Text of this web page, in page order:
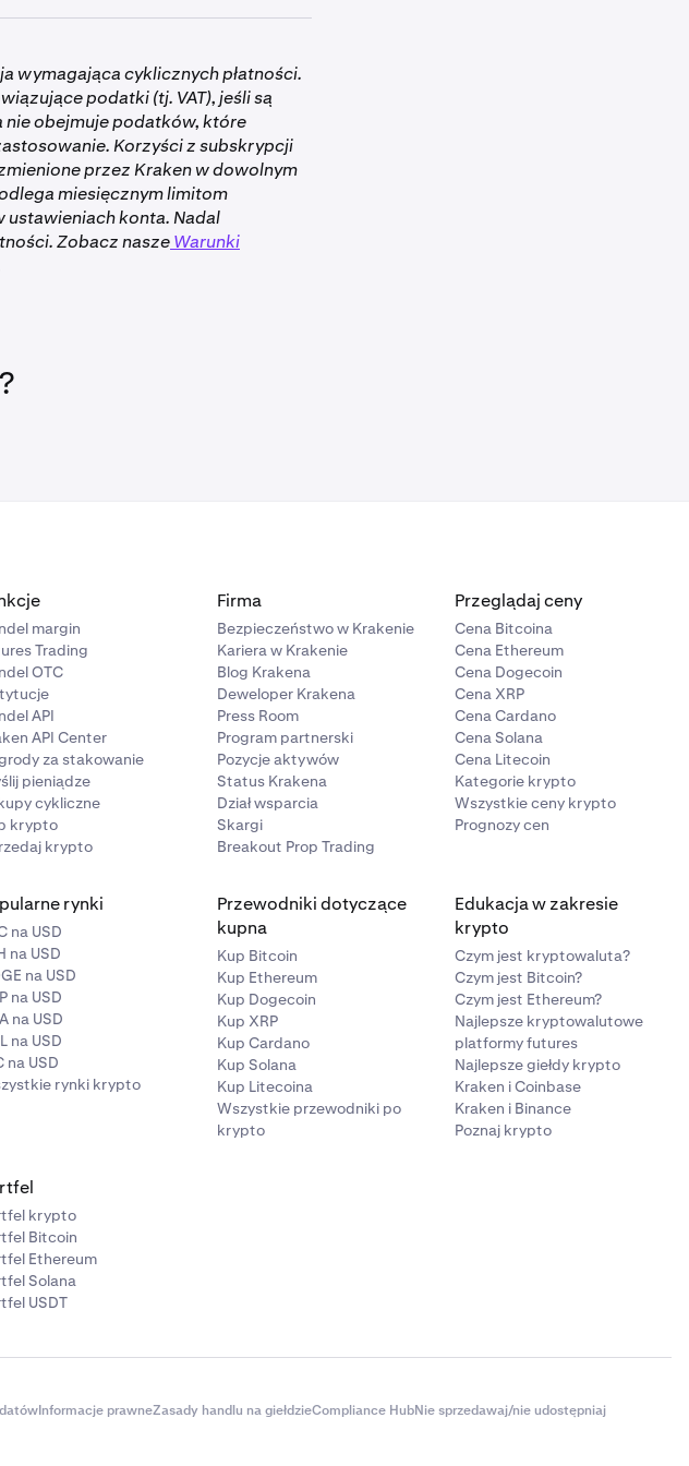
Postępuj zgodnie ztymi
dobrym stanie, co oznacza, że nie
odnowienie.
kwalifikuje się.
wymagająca cyklicznych płatności.
podatki (tj. VAT), jeśli są
nie obejmuje podatków, które
Korzyści z subskrypcji
przez Kraken w dowolnym
miesięcznym limitom
konta. Nadal
Zobacz naszeWarunki
margin
Trading
OTC
API
API Center
za stakowanie
pieniądze
cykliczne
krypto
krypto
Firma
Bezpieczeństwo w Krakenie
Kariera w Krakenie
Blog Krakena
Deweloper Krakena
Press Room
Program partnerski
Pozycje aktywów
Status Krakena
Dział wsparcia
Skargi
Breakout Prop Trading
Przeglądaj ceny
Cena Bitcoina
Cena Ethereum
Cena Dogecoin
Cena XRP
Cena Cardano
Cena Solana
Cena Litecoin
Kategorie krypto
Wszystkie ceny krypto
Prognozy cen
rynki
na USD
na USD
na USD
na USD
na USD
na USD
na USD
rynki krypto
Przewodniki dotyczące
kupna
Kup Bitcoin
Kup Ethereum
Kup Dogecoin
Kup XRP
Kup Cardano
Kup Solana
Kup Litecoina
Wszystkie przewodniki po
krypto
Edukacja w zakresie
krypto
Czym jest kryptowaluta?
Czym jest Bitcoin?
Czym jest Ethereum?
Najlepsze kryptowalutowe
platformy futures
Najlepsze giełdy krypto
Kraken i Coinbase
Kraken i Binance
Poznaj krypto
krypto
Bitcoin
Ethereum
Solana
USDT
Informacje prawneZasady handlu na giełdzieCompliance HubNie sprzedawaj/nie udostępniaj